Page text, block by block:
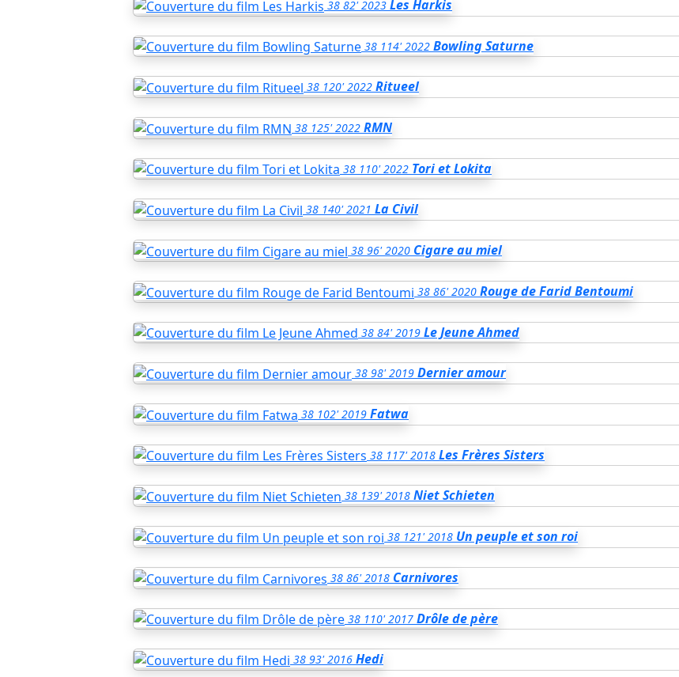
38 82' 2023 Les Harkis
38 114' 2022 Bowling Saturne
38 120' 2022 Ritueel
38 125' 2022 RMN
38 110' 2022 Tori et Lokita
38 140' 2021 La Civil
38 96' 2020 Cigare au miel
38 86' 2020 Rouge de Farid Bentoumi
38 84' 2019 Le Jeune Ahmed
38 98' 2019 Dernier amour
38 102' 2019 Fatwa
38 117' 2018 Les Frères Sisters
38 139' 2018 Niet Schieten
38 121' 2018 Un peuple et son roi
38 86' 2018 Carnivores
38 110' 2017 Drôle de père
38 93' 2016 Hedi